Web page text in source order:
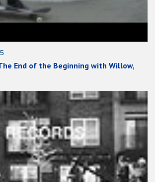
End of the Beginning with Willow,